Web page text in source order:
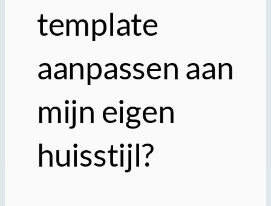
template
aanpassen aan
mijn eigen
huisstijl?